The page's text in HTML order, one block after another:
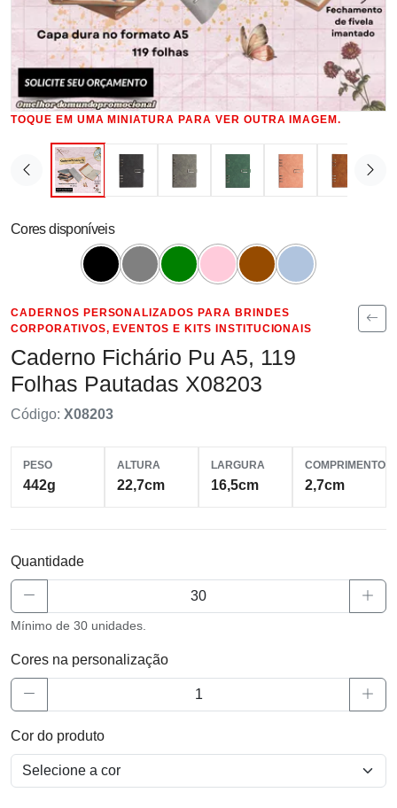
TOQUE EM UMA MINIATURA PARA VER OUTRA IMAGEM.
Cores disponíveis
CADERNOS PERSONALIZADOS PARA BRINDES
CORPORATIVOS, EVENTOS E KITS INSTITUCIONAIS
Caderno Fichário Pu A5, 119
Folhas Pautadas X08203
Código: X08203
PESO
442g
ALTURA
22,7cm
LARGURA
16,5cm
COMPRIMENTO
2,7cm
Quantidade
Mínimo de 30 unidades.
Cores na personalização
Cor do produto